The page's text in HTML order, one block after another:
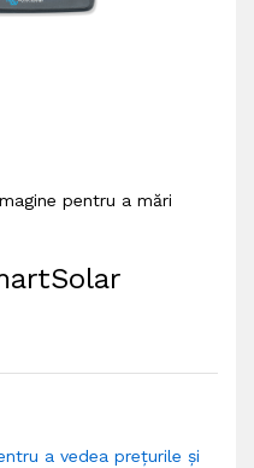
pentru a mări
a vedea prețurile și